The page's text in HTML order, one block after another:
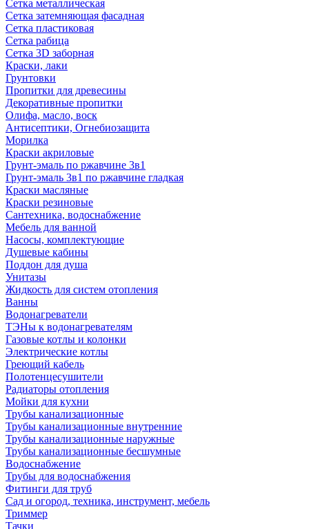
Сетка металлическая
Сетка затемняющая фасадная
Сетка пластиковая
Сетка рабица
Сетка 3D заборная
Краски, лаки
Грунтовки
Пропитки для древесины
Декоративные пропитки
Олифа, масло, воск
Антисептики, Огнебиозащита
Морилка
Краски акриловые
Грунт-эмаль по ржавчине 3в1
Грунт-эмаль 3в1 по ржавчине гладкая
Краски масляные
Краски резиновые
Сантехника, водоснабжение
Мебель для ванной
Насосы, комплектующие
Душевые кабины
Поддон для душа
Унитазы
Жидкость для систем отопления
Ванны
Водонагреватели
ТЭНы к водонагревателям
Газовые котлы и колонки
Электрические котлы
Греющий кабель
Полотенцесушители
Радиаторы отопления
Мойки для кухни
Трубы канализационные
Трубы канализационные внутренние
Трубы канализационные наружные
Трубы канализационные бесшумные
Водоснабжение
Трубы для водоснабжения
Фитинги для труб
Сад и огород, техника, инструмент, мебель
Триммер
Тачки